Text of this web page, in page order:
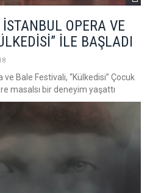
OPERA VE
İLE BAŞLADI
Bale Festivali, “Külkedisi” Çocuk
masalsı bir deneyim yaşattı